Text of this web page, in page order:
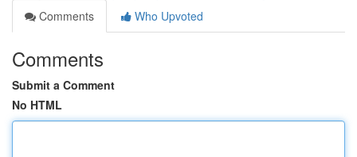
Comments
Who Upvoted
Comments
Submit a Comment
No HTML